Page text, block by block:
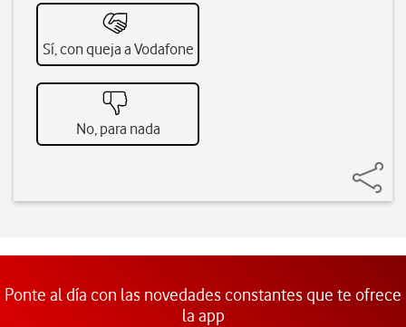
Sí, con queja a Vodafone
No, para nada
Ponte al día con las novedades constantes que te ofrece
la app